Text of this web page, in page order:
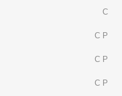
C
C P
C P
C P